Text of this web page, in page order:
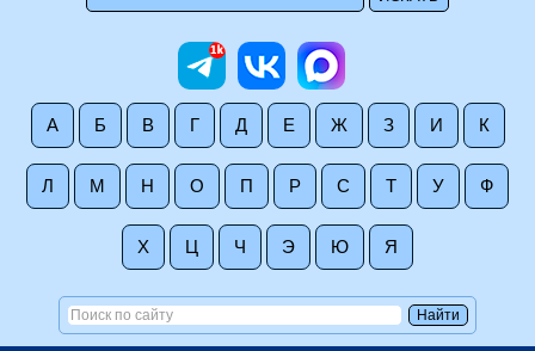
А Б В Г Д Е Ж З И К
Л М Н О П Р С Т У Ф
Х Ц Ч Э Ю Я